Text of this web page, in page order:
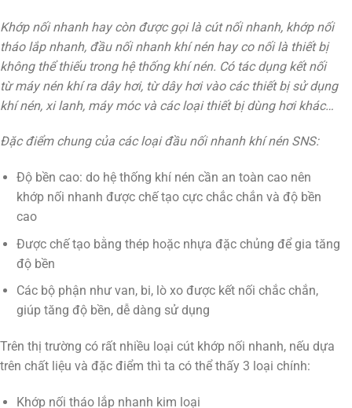
Khớp nối nhanh hay còn được gọi là cút nối nhanh, khớp nối
tháo lắp nhanh, đầu nối nhanh khí nén hay co nối là thiết bị
không thể thiếu trong hệ thống khí nén. Có tác dụng kết nối
từ máy nén khí ra dây hơi, từ dây hơi vào các thiết bị sử dụng
khí nén, xi lanh, máy móc và các loại thiết bị dùng hơi khác…
Đặc điểm chung của các loại đầu nối nhanh khí nén SNS:
Độ bền cao: do hệ thống khí nén cần an toàn cao nên
khớp nối nhanh được chế tạo cực chắc chắn và độ bền
cao
Được chế tạo bằng thép hoặc nhựa đặc chủng để gia tăng
độ bền
Các bộ phận như van, bi, lò xo được kết nối chắc chắn,
giúp tăng độ bền, dễ dàng sử dụng
Trên thị trường có rất nhiều loại cút khớp nối nhanh, nếu dựa
trên chất liệu và đặc điểm thì ta có thể thấy 3 loại chính:
Khớp nối tháo lắp nhanh kim loại